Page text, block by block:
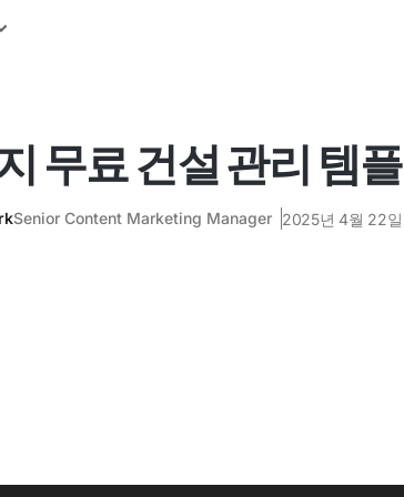
무료 건설 관리 템
Senior Content Marketing Manager 2025년 4월 22일